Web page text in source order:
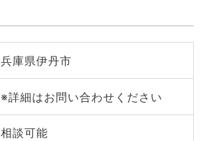
兵庫県伊丹市
※詳細はお問い合わせください
相談可能